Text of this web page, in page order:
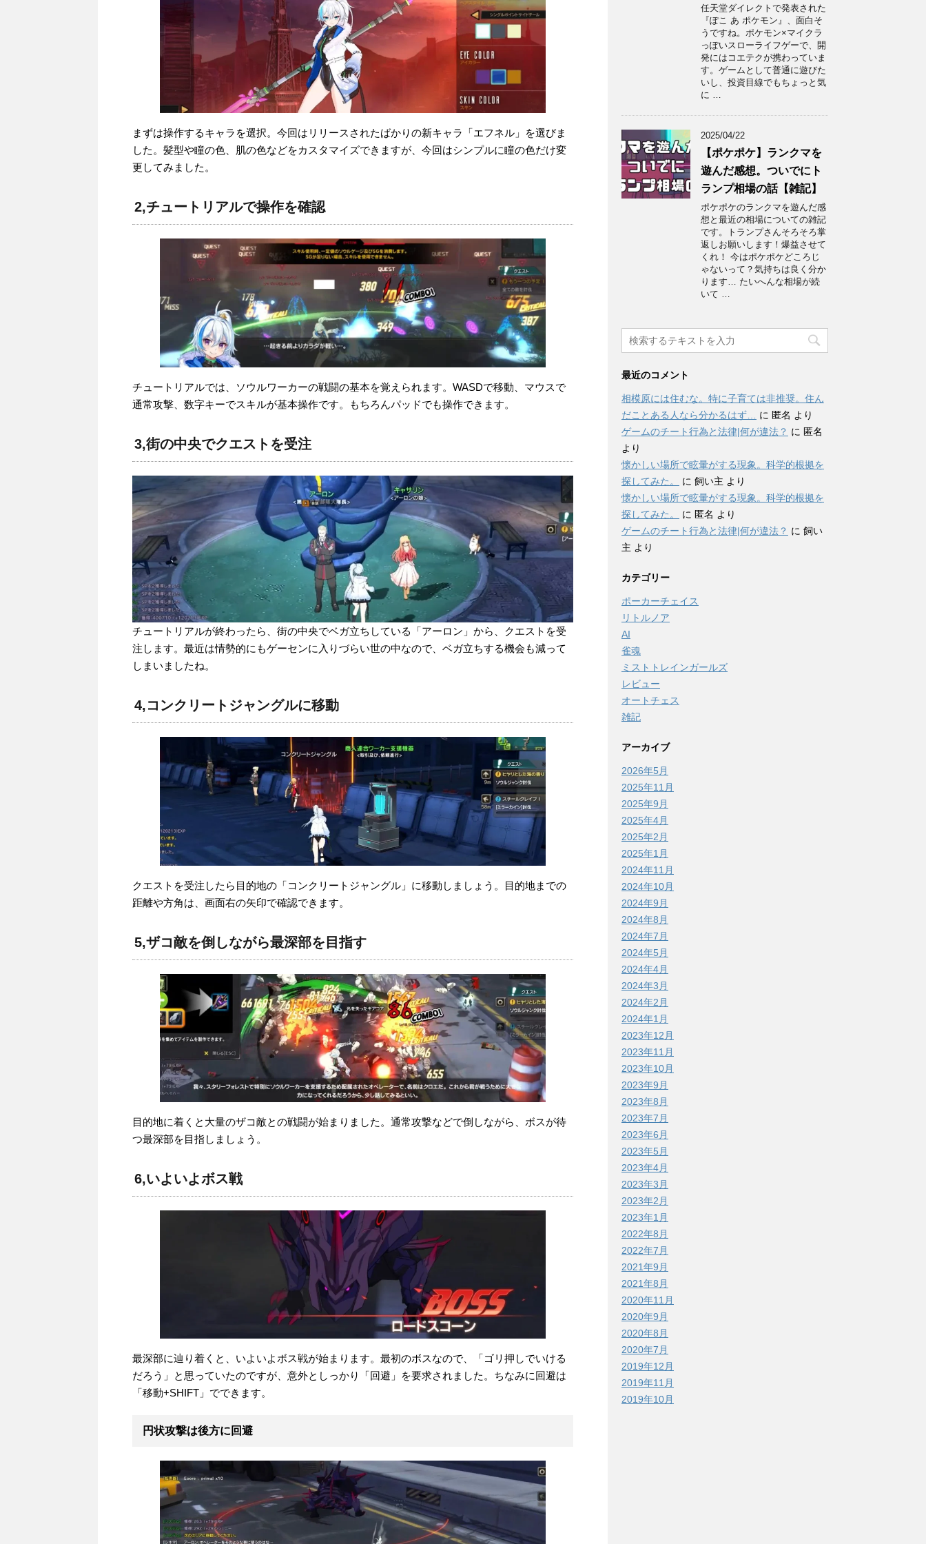
まずは操作するキャラを選択。今回はリリースされたばかりの新キャラ「エフネル」を選びま
した。髪型や瞳の色、肌の色などをカスタマイズできますが、今回はシンプルに瞳の色だけ変
更してみました。
2,チュートリアルで操作を確認
チュートリアルでは、ソウルワーカーの戦闘の基本を覚えられます。WASDで移動、マウスで
通常攻撃、数字キーでスキルが基本操作です。もちろんパッドでも操作できます。
3,街の中央でクエストを受注
チュートリアルが終わったら、街の中央でベガ立ちしている「アーロン」から、クエストを受
注します。最近は情勢的にもゲーセンに入りづらい世の中なので、ベガ立ちする機会も減って
しまいましたね。
4,コンクリートジャングルに移動
クエストを受注したら目的地の「コンクリートジャングル」に移動しましょう。目的地までの
距離や方角は、画面右の矢印で確認できます。
5,ザコ敵を倒しながら最深部を目指す
目的地に着くと大量のザコ敵との戦闘が始まりました。通常攻撃などで倒しながら、ボスが待
つ最深部を目指しましょう。
6,いよいよボス戦
最深部に辿り着くと、いよいよボス戦が始まります。最初のボスなので、「ゴリ押しでいける
だろう」と思っていたのですが、意外としっかり「回避」を要求されました。ちなみに回避は
「移動+SHIFT」でできます。
円状攻撃は後方に回避
任天堂ダイレクトで発表された
『ぽこ あ ポケモン』、面白そ
うですね。ポケモン×マイクラ
っぽいスローライフゲーで、開
発にはコエテクが携わっていま
す。ゲームとして普通に遊びた
いし、投資目線でもちょっと気
に …
2025/04/22
【ポケポケ】ランクマを
遊んだ感想。ついでにト
ランプ相場の話【雑記】
ポケポケのランクマを遊んだ感
想と最近の相場についての雑記
です。トランプさんそろそろ掌
返しお願いします！爆益させて
くれ！ 今はポケポケどころじ
ゃないって？気持ちは良く分か
ります… たいへんな相場が続
いて …
最近のコメント
相模原には住むな。特に子育ては非推奨。住ん
だことある人なら分かるはず… に 匿名 より
ゲームのチート行為と法律|何が違法？ に 匿名
より
懐かしい場所で眩暈がする現象。科学的根拠を
探してみた。
に 飼い主 より
懐かしい場所で眩暈がする現象。科学的根拠を
探してみた。
に 匿名 より
ゲームのチート行為と法律|何が違法？ に 飼い
主 より
カテゴリー
ポーカーチェイス
リトルノア
AI
雀魂
ミストトレインガールズ
レビュー
オートチェス
雑記
アーカイブ
2026年5月
2025年11月
2025年9月
2025年4月
2025年2月
2025年1月
2024年11月
2024年10月
2024年9月
2024年8月
2024年7月
2024年5月
2024年4月
2024年3月
2024年2月
2024年1月
2023年12月
2023年11月
2023年10月
2023年9月
2023年8月
2023年7月
2023年6月
2023年5月
2023年4月
2023年3月
2023年2月
2023年1月
2022年8月
2022年7月
2021年9月
2021年8月
2020年11月
2020年9月
2020年8月
2020年7月
2019年12月
2019年11月
2019年10月